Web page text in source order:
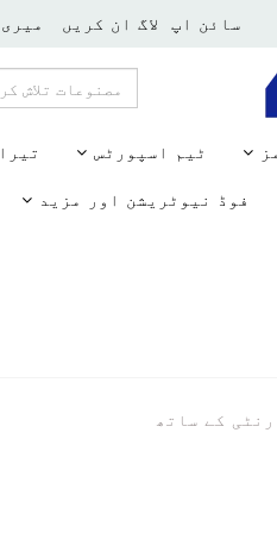
سائن اپ لاگ ان کریں
ٹیم اسپورٹس
فوڈ نیوٹریشن اور مزید